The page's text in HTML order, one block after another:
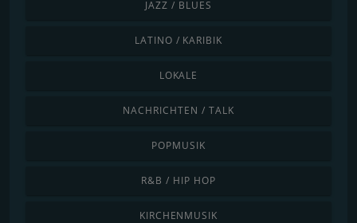
JAZZ / BLUES
LATINO / KARIBIK
LOKALE
NACHRICHTEN / TALK
POPMUSIK
R&B / HIP HOP
KIRCHENMUSIK